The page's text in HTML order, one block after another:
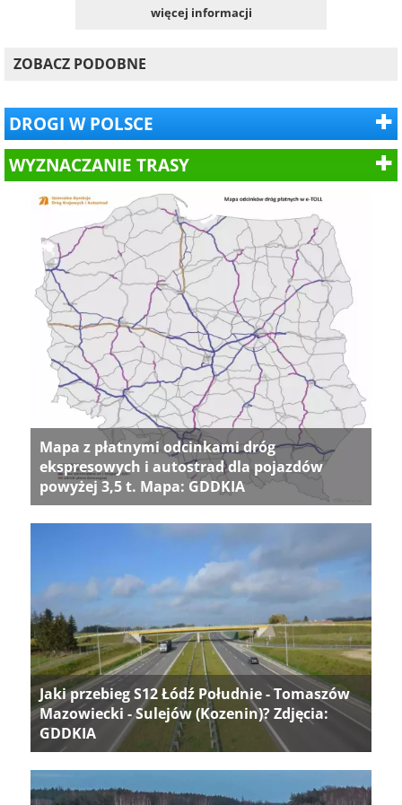
więcej informacji
ZOBACZ PODOBNE
DROGI W POLSCE
WYZNACZANIE TRASY
Mapa z płatnymi odcinkami dróg
ekspresowych i autostrad dla pojazdów
powyżej 3,5 t. Mapa: GDDKIA
Jaki przebieg S12 Łódź Południe - Tomaszów
Mazowiecki - Sulejów (Kozenin)? Zdjęcia:
GDDKIA